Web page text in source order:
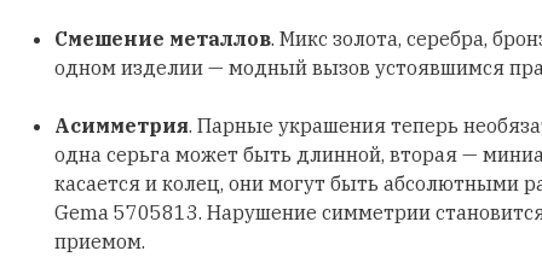
Смешение металлов. Микс золота, серебра,
одном изделии — модный вызов устоявшимся
Асимметрия. Парные украшения теперь
одна серьга может быть длинной, вторая —
касается и колец, они могут быть абсолютными
Gema 5705813. Нарушение симметрии
приемом.